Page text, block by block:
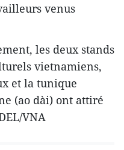
venus
les deux stands
vietnamiens,
et la tunique
(ao dài) ont attiré
VNA